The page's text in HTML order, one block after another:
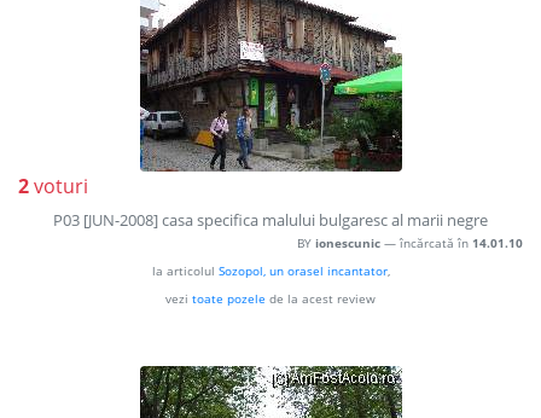
2voturi
P03 [JUN-2008] casa specifica malului bulgaresc al marii negre
BY ionescunic — încărcată în 14.01.10
la articolul Sozopol, un orasel incantator,
vezi toate pozele de la acest review